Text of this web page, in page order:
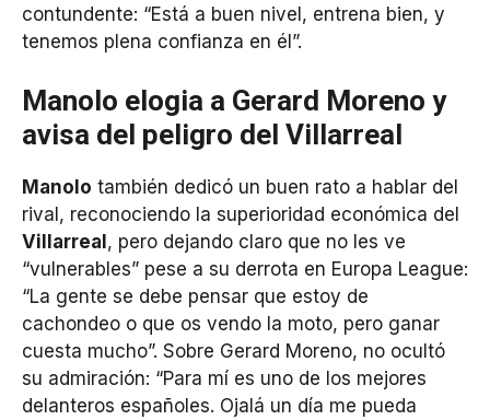
contundente: “Está a buen nivel, entrena bien, y
tenemos plena confianza en él”.
Manolo elogia a Gerard Moreno y
avisa del peligro del Villarreal
Manolo también dedicó un buen rato a hablar del
rival, reconociendo la superioridad económica del
Villarreal, pero dejando claro que no les ve
“vulnerables” pese a su derrota en Europa League:
“La gente se debe pensar que estoy de
cachondeo o que os vendo la moto, pero ganar
cuesta mucho”. Sobre Gerard Moreno, no ocultó
su admiración: “Para mí es uno de los mejores
delanteros españoles. Ojalá un día me pueda